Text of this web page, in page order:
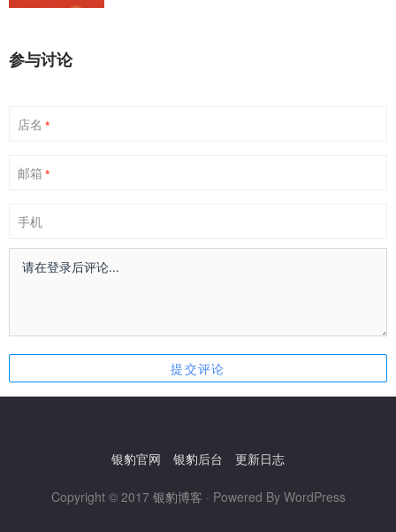
参与讨论
店名 *
邮箱 *
手机
银豹官网 银豹后台 更新日志
Copyright © 2017 银豹博客 · Powered By WordPress